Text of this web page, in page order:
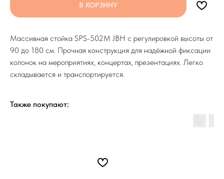
В КОРЗИНУ
Массивная стойка SPS-502M JBH с регулировкой высоты от
90 до 180 см. Прочная конструкция для надёжной фиксации
колонок на мероприятиях, концертах, презентациях. Легко
складывается и транспортируется.
Также покупают: